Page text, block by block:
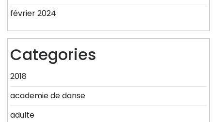
février 2024
Categories
2018
academie de danse
adulte